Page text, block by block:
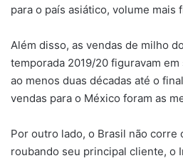
para o país asiático, volume mais
Além disso, as vendas de milho
temporada 2019/20 figuravam
ao menos duas décadas até o
vendas para o México foram as
Por outro lado, o Brasil não corre
roubando seu principal cliente, o